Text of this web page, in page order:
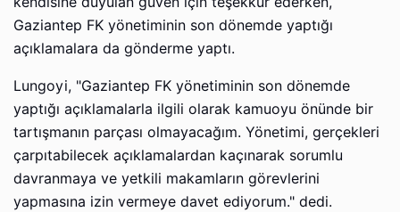
Gaziantep FK yönetiminin son dönemde yaptığı
açıklamalara da gönderme yaptı.
Lungoyi, "Gaziantep FK yönetiminin son dönemde
yaptığı açıklamalarla ilgili olarak kamuoyu önünde bir
tartışmanın parçası olmayacağım. Yönetimi, gerçekleri
çarpıtabilecek açıklamalardan kaçınarak sorumlu
davranmaya ve yetkili makamların görevlerini
yapmasına izin vermeye davet ediyorum." dedi.